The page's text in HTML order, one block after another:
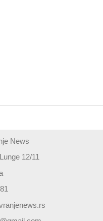
News
12/11